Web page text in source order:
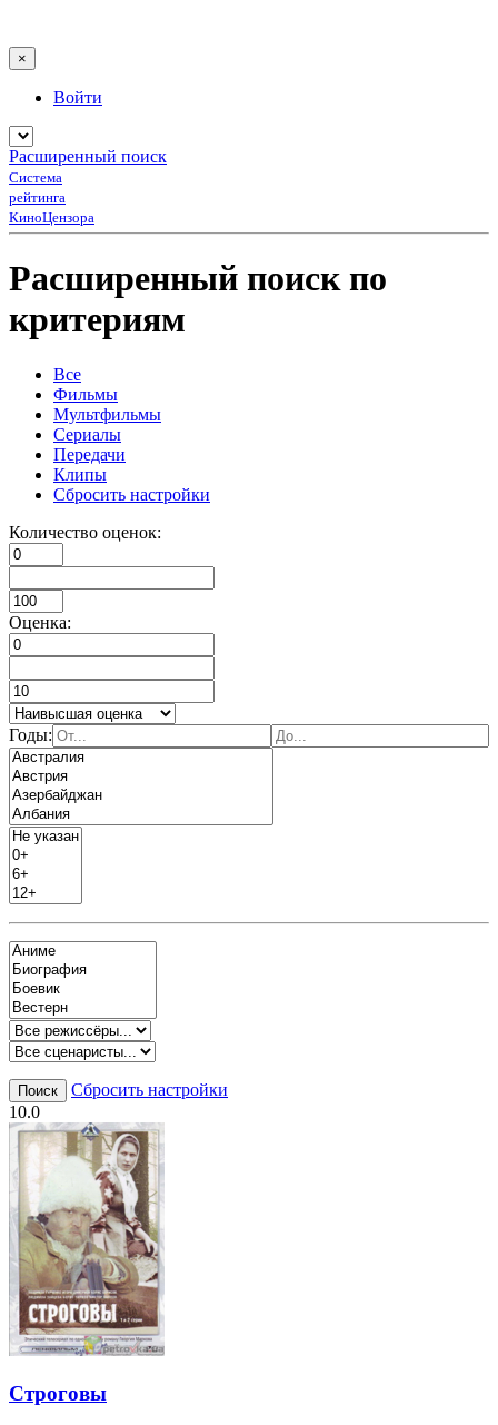
×
Войти
Расширенный поиск
Система
рейтинга
КиноЦензора
Расширенный поиск по
критериям
Все
Фильмы
Мультфильмы
Сериалы
Передачи
Клипы
Сбросить настройки
Количество оценок:
Оценка:
Годы:
Поиск
Сбросить настройки
10.0
Строговы